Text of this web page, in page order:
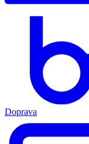
Doprava